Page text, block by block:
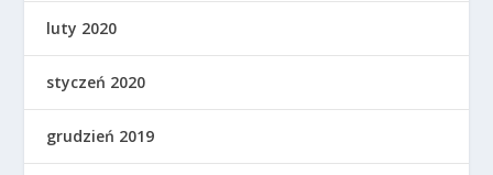
luty 2020
styczeń 2020
grudzień 2019